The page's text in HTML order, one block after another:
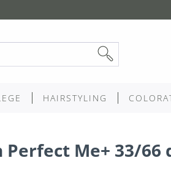
HAIRSTYLING
Perfect Me+ 33/